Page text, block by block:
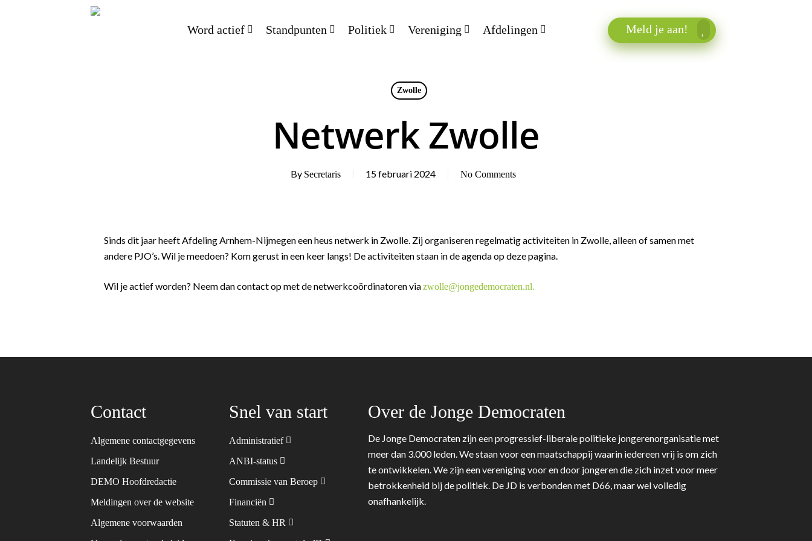
Word actief Standpunten Politiek Vereniging Afdelingen Meld je aan!
Zwolle
Netwerk Zwolle
By Secretaris 15 februari 2024 No Comments
Sinds dit jaar heeft Afdeling Arnhem-Nijmegen een heus netwerk in Zwolle. Zij organiseren regelmatig activiteiten in Zwolle, alleen of samen met
andere PJO’s. Wil je meedoen? Kom gerust in een keer langs! De activiteiten staan in de agenda op deze pagina.
Wil je actief worden? Neem dan contact op met de netwerkcoördinatoren viazwolle@jongedemocraten.nl.
Contact
Algemene contactgegevens
Landelijk Bestuur
DEMO Hoofdredactie
Meldingen over de website
Algemene voorwaarden
Snel van start
Administratief
ANBI-status
Commissie van Beroep
Financiën
Statuten & HR
Over de Jonge Democraten
De Jonge Democraten zijn een progressief-liberale politieke jongerenorganisatie met
meer dan 3.000 leden. We staan voor een maatschappij waarin iedereen vrij is om zich
te ontwikkelen. We zijn een vereniging voor en door jongeren die zich inzet voor meer
betrokkenheid bij de politiek. De JD is verbonden met D66, maar wel volledig
onafhankelijk.